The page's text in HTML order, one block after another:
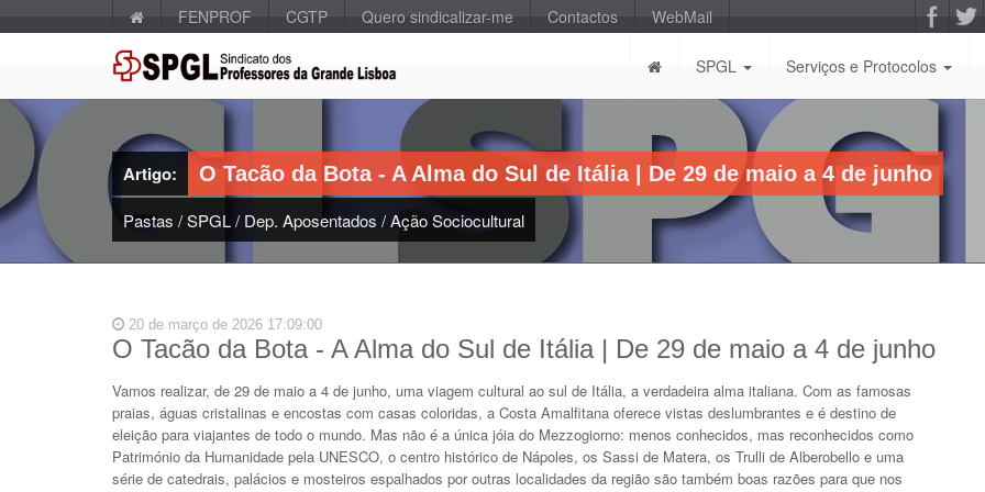
FENPROF CGTP Quero sindicalizar-me Contactos WebMail
SPGL Serviços e Protocolos
Artigo: O Tacão da Bota - A Alma do Sul de Itália | De 29 de maio a 4 de junho
Pastas /SPGL/ Dep. Aposentados /Ação Sociocultural
20 de março de 2026 17:09:00
O Tacão da Bota - A Alma do Sul de Itália | De 29 de maio a 4 de junho
Vamos realizar, de 29 de maio a 4 de junho, uma viagem cultural ao sul de Itália, a verdadeira alma italiana. Com as famosas
praias, águas cristalinas e encostas com casas coloridas, a Costa Amalfitana oferece vistas deslumbrantes e é destino de
eleição para viajantes de todo o mundo. Mas não é a única jóia do Mezzogiorno: menos conhecidos, mas reconhecidos como
Património da Humanidade pela UNESCO, o centro histórico de Nápoles, os Sassi de Matera, os Trulli de Alberobello e uma
série de catedrais, palácios e mosteiros espalhados por outras localidades da região são também boas razões para que nos